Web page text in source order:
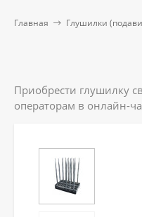
Главная Глушилки
Приобрести глушилку
операторам в онлайн-